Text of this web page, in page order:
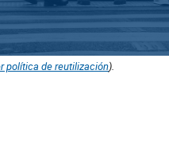
política de reutilización).